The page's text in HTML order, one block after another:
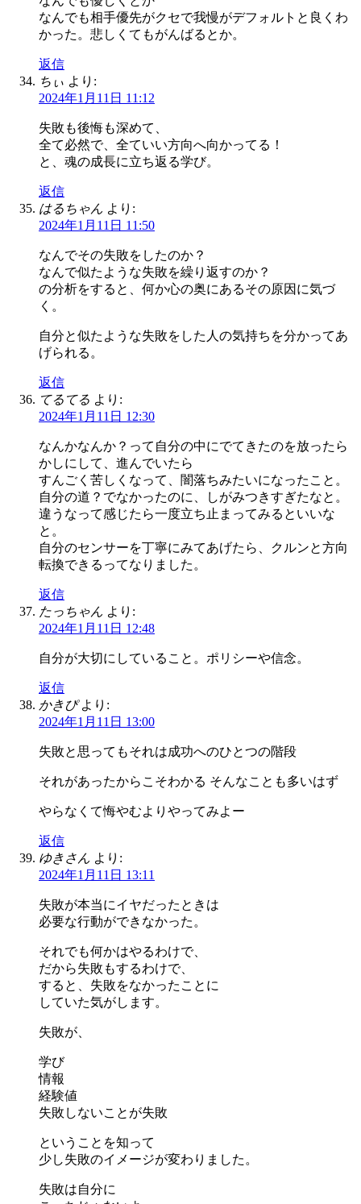
なんでも相手優先がクセで我慢がデフォルトと良くわ
かった。悲しくてもがんばるとか。
返信
ちぃ より:
2024年1月11日 11:12
失敗も後悔も深めて、
全て必然で、全ていい方向へ向かってる！
と、魂の成長に立ち返る学び。
返信
はるちゃん より:
2024年1月11日 11:50
なんでその失敗をしたのか？
なんで似たような失敗を繰り返すのか？
の分析をすると、何か心の奥にあるその原因に気づ
く。
自分と似たような失敗をした人の気持ちを分かってあ
げられる。
返信
てるてる より:
2024年1月11日 12:30
なんかなんか？って自分の中にでてきたのを放ったら
かしにして、進んでいたら
すんごく苦しくなって、闇落ちみたいになったこと。
自分の道？でなかったのに、しがみつきすぎたなと。
違うなって感じたら一度立ち止まってみるといいな
と。
自分のセンサーを丁寧にみてあげたら、クルンと方向
転換できるってなりました。
返信
たっちゃん より:
2024年1月11日 12:48
自分が大切にしていること。ポリシーや信念。
返信
かきぴ より:
2024年1月11日 13:00
失敗と思ってもそれは成功へのひとつの階段
それがあったからこそわかる そんなことも多いはず
やらなくて悔やむよりやってみよー
返信
ゆきさん より:
2024年1月11日 13:11
失敗が本当にイヤだったときは
必要な行動ができなかった。
それでも何かはやるわけで、
だから失敗もするわけで、
すると、失敗をなかったことに
していた気がします。
失敗が、
学び
情報
経験値
失敗しないことが失敗
ということを知って
少し失敗のイメージが変わりました。
失敗は自分に